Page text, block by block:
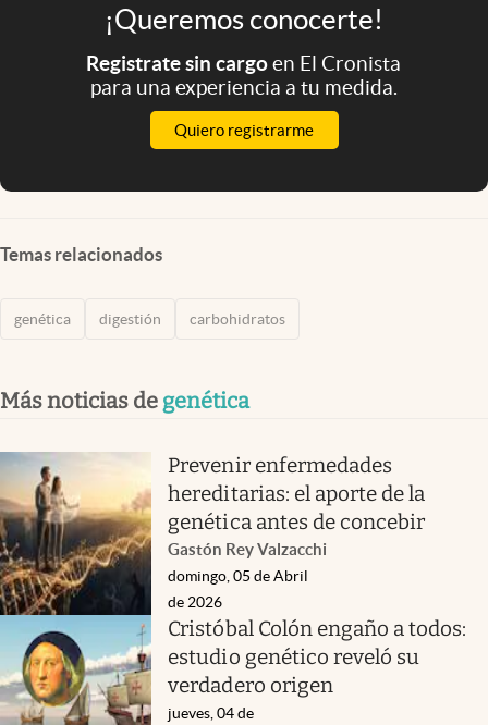
¡Queremos conocerte!
Registrate sin cargoen El Cronista
para una experiencia a tu medida.
Quiero registrarme
Temas relacionados
genética digestión carbohidratos
Más noticias de genética
Prevenir enfermedades
hereditarias: el aporte de la
genética antes de concebir
Gastón Rey Valzacchi
domingo, 05 de Abril
de 2026
Cristóbal Colón engaño a todos:
estudio genético reveló su
verdadero origen
jueves, 04 de